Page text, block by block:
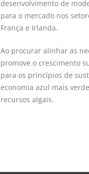
desenvolvimento de
para o mercado nos
França e Irlanda.
Ao procurar alinhar as
promove o crescimento
para os princípios de
economia azul mais
recursos algais.